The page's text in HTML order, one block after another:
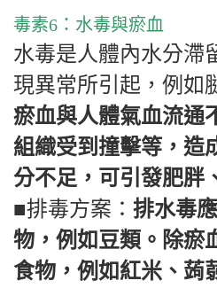
毒素6：水毒與瘀血
水毒是人體內水分滯
現異常所引起，例如
瘀血與人體氣血流通
組織受到撞擊等，造
分不足，可引發肥胖
■排毒方案： 排水毒
物，例如豆類。除瘀
食物，例如紅米、蒟